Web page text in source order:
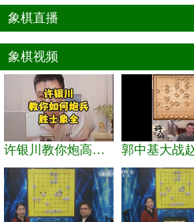
象棋直播
象棋视频
许银川教你炮高兵士象全如何赢士象全，简单四步即可